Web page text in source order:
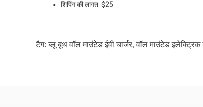
शिपिंग की लागत: $25
टैग:ब्लू बूथ वॉल माउंटेड ईवी चार्जर, वॉल माउंटेड इलेक्ट्रिक